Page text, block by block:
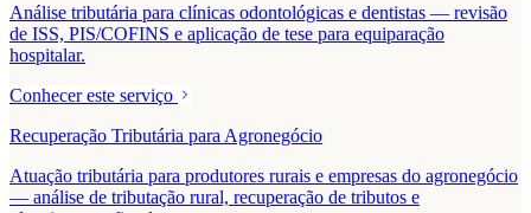
Análise tributária para clínicas odontológicas e dentistas — revisão
de ISS, PIS/COFINS e aplicação de tese para equiparação
hospitalar.
Conhecer este serviço
Recuperação Tributária para Agronegócio
Atuação tributária para produtores rurais e empresas do agronegócio
— análise de tributação rural, recuperação de tributos e